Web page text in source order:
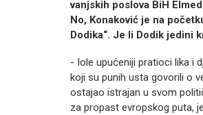
vanjskih poslova BiH
No, Konaković je na
Dodika“. Je li Dodik jedini
- Iole upućeniji pratioci lika i
koji su punih usta govorili o
ostajao istrajan u svom
za propast evropskog puta,